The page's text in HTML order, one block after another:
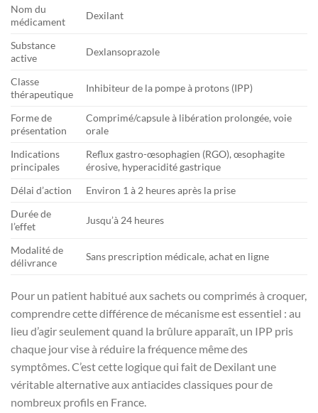
Nom du
médicament
Dexilant
Substance
active
Dexlansoprazole
Classe
thérapeutique
Inhibiteur de la pompe à protons (IPP)
Forme de
présentation
Comprimé/capsule à libération prolongée, voie
orale
Indications
principales
Reflux gastro-œsophagien (RGO), œsophagite
érosive, hyperacidité gastrique
Délai d’action
Environ 1 à 2 heures après la prise
Durée de
l’effet
Jusqu’à 24 heures
Modalité de
délivrance
Sans prescription médicale, achat en ligne
Pour un patient habitué aux sachets ou comprimés à croquer,
comprendre cette différence de mécanisme est essentiel : au
lieu d’agir seulement quand la brûlure apparaît, un IPP pris
chaque jour vise à réduire la fréquence même des
symptômes. C’est cette logique qui fait de Dexilant une
véritable alternative aux antiacides classiques pour de
nombreux profils en France.